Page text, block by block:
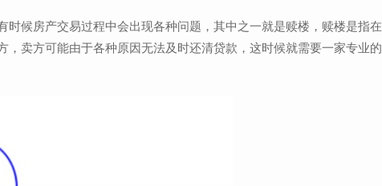
候房产交易过程中会出现各种问题，其中之一就是赎楼，赎楼是指在
卖方可能由于各种原因无法及时还清贷款，这时候就需要一家专业的